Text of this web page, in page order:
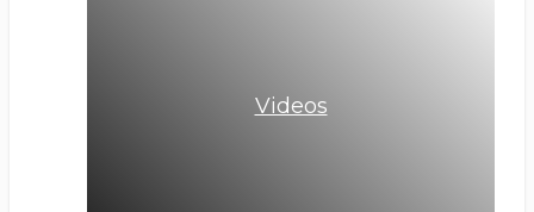
Videos